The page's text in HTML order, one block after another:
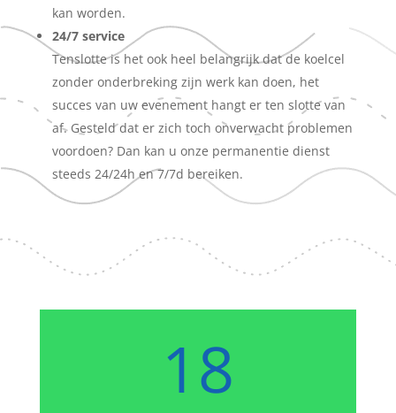
kan worden.
24/7 service
Tenslotte is het ook heel belangrijk dat de koelcel
zonder onderbreking zijn werk kan doen, het
succes van uw evenement hangt er ten slotte van
af. Gesteld dat er zich toch onverwacht problemen
voordoen? Dan kan u onze permanentie dienst
steeds 24/24h en 7/7d bereiken.
18